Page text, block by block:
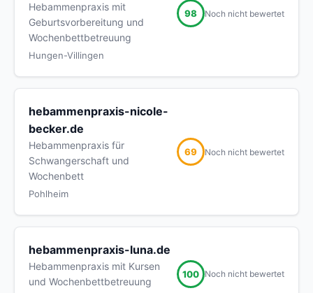
Hebammenpraxis mit
Geburtsvorbereitung und
Wochenbettbetreuung
Hungen-Villingen
98 Noch nicht bewertet
hebammenpraxis-nicole-
becker.de
Hebammenpraxis für
Schwangerschaft und
Wochenbett
Pohlheim
69 Noch nicht bewertet
hebammenpraxis-luna.de
Hebammenpraxis mit Kursen
und Wochenbettbetreuung
100 Noch nicht bewertet